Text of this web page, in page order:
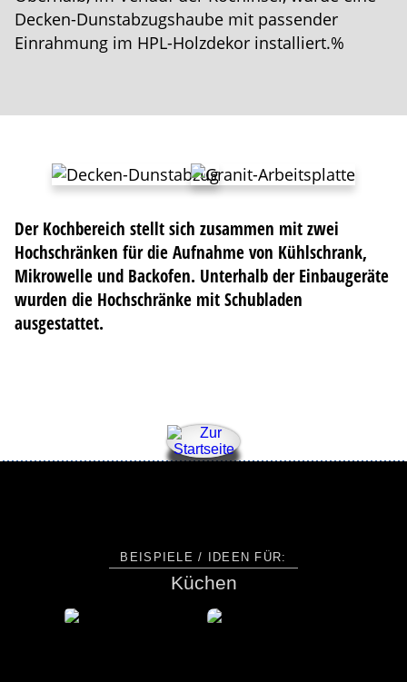
Decken-Dunstab­zugshaube mit passender
Einrahmung im HPL-Holzdekor installiert.%
Der Kochbereich stellt sich zusammen mit zwei
Hochschränken für die Aufnahme von Kühlschrank,
Mikrowelle und Backofen. Unterhalb der Einbau­geräte
wurden die Hochschränke mit Schubladen
ausgestattet.
BEISPIELE / IDEEN FÜR:
Küchen